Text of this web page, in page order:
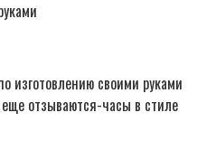
изготовлению своими руками
отзываются-часы в стиле